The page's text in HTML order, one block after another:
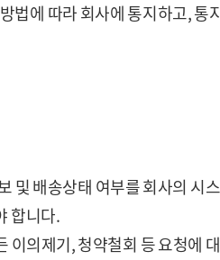
에 따라 회사에 통지하고, 통
및 배송상태 여부를 회사의 시
합니다.
의제기, 청약철회 등 요청에